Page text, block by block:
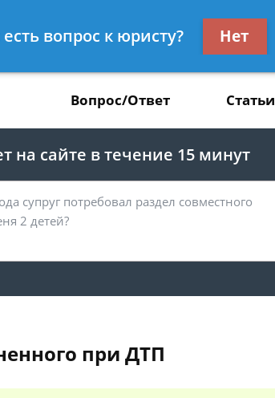
Вопрос/Ответ Статьи
на сайте в течение 15 минут
при ДТП
вопрос к юристу? Нет